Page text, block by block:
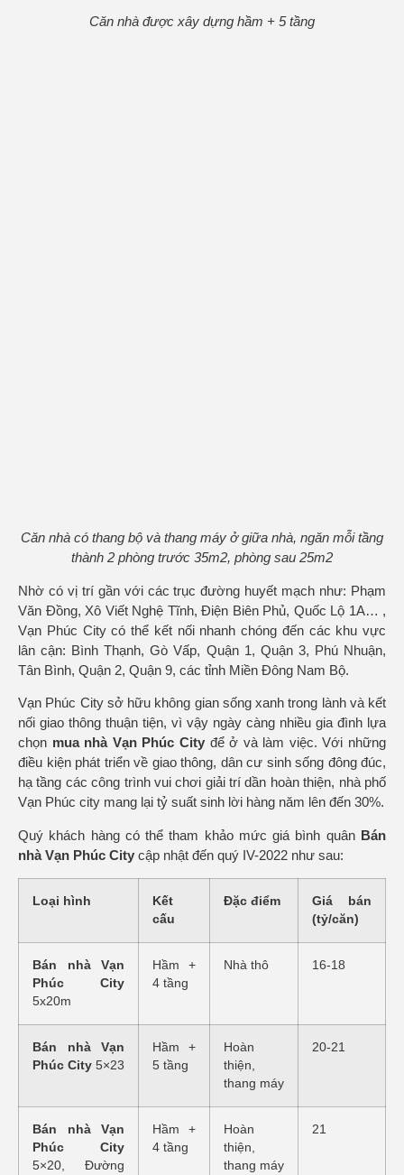
Căn nhà được xây dựng hầm + 5 tầng
Căn nhà có thang bộ và thang máy ở giữa nhà, ngăn mỗi tầng
thành 2 phòng trước 35m2, phòng sau 25m2
Nhờ có vị trí gần với các trục đường huyết mạch như: Phạm
Văn Đồng, Xô Viết Nghệ Tĩnh, Điện Biên Phủ, Quốc Lộ 1A… ,
Vạn Phúc City có thể kết nối nhanh chóng đến các khu vực
lân cận: Bình Thạnh, Gò Vấp, Quận 1, Quận 3, Phú Nhuận,
Tân Bình, Quận 2, Quận 9, các tỉnh Miền Đông Nam Bộ.
Vạn Phúc City sở hữu không gian sống xanh trong lành và kết
nối giao thông thuận tiện, vì vậy ngày càng nhiều gia đình lựa
chọn mua nhà Vạn Phúc Cityđể ở và làm việc. Với những
điều kiện phát triển về giao thông, dân cư sinh sống đông đúc,
hạ tầng các công trình vui chơi giải trí dần hoàn thiện, nhà phố
Vạn Phúc city mang lại tỷ suất sinh lời hàng năm lên đến 30%.
Quý khách hàng có thể tham khảo mức giá bình quân Bán
nhà Vạn Phúc City cập nhật đến quý IV-2022 như sau:
Loại hình
Kết
cấu
Đặc điểm
Giá bán
(tỷ/căn)
Bán nhà Vạn
Phúc City
5x20m
Hầm +
4 tầng
Nhà thô 16-18
Bán nhà Vạn
Phúc City 5×23
Hầm +
5 tầng
Hoàn
thiện,
thang máy
20-21
Bán nhà Vạn
Phúc City
5×20, Đường
Hầm +
4 tầng
Hoàn
thiện,
thang máy
21